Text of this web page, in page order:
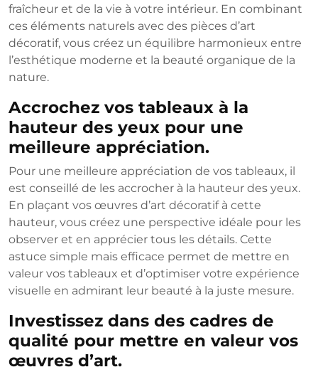
fraîcheur et de la vie à votre intérieur. En combinant
ces éléments naturels avec des pièces d’art
décoratif, vous créez un équilibre harmonieux entre
l’esthétique moderne et la beauté organique de la
nature.
Accrochez vos tableaux à la
hauteur des yeux pour une
meilleure appréciation.
Pour une meilleure appréciation de vos tableaux, il
est conseillé de les accrocher à la hauteur des yeux.
En plaçant vos œuvres d’art décoratif à cette
hauteur, vous créez une perspective idéale pour les
observer et en apprécier tous les détails. Cette
astuce simple mais efficace permet de mettre en
valeur vos tableaux et d’optimiser votre expérience
visuelle en admirant leur beauté à la juste mesure.
Investissez dans des cadres de
qualité pour mettre en valeur vos
œuvres d’art.